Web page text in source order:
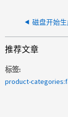
推荐文章
标签
product-